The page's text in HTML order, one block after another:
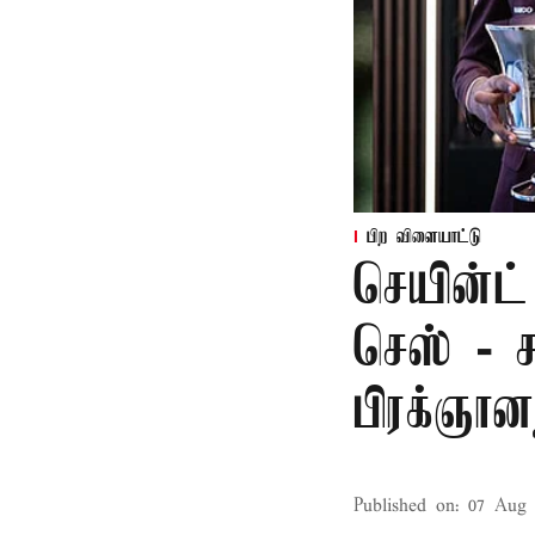
பிற விளையாட்டு
செயின்ட்
செஸ் -
Published on: 07 Aug